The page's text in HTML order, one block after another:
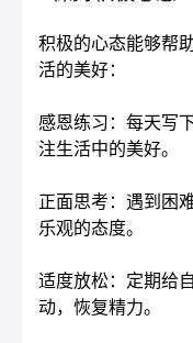
积极的心态能够帮
活的美好：
感恩练习：每天写
注生活中的美好。
正面思考：遇到困
乐观的态度。
适度放松：定期给
动，恢复精力。